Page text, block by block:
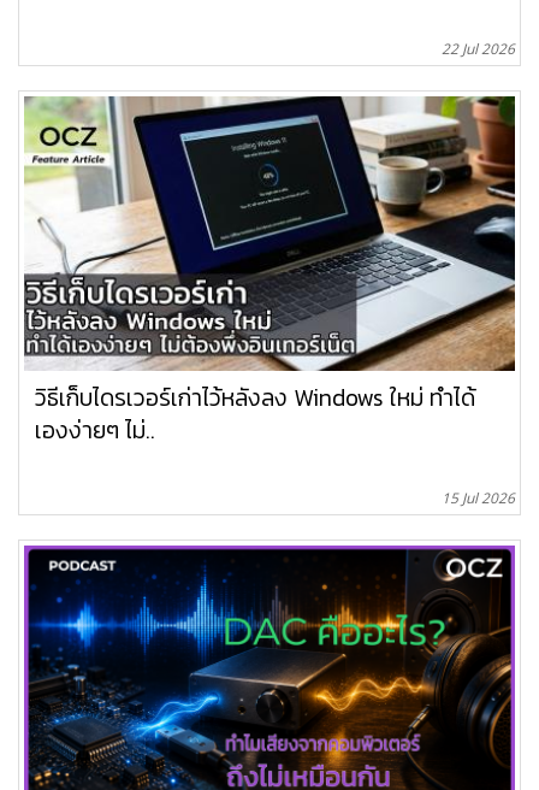
22 Jul 2026
วิธีเก็บไดรเวอร์เก่าไว้หลังลง Windows ใหม่ ทำได้
เองง่ายๆ ไม่..
15 Jul 2026